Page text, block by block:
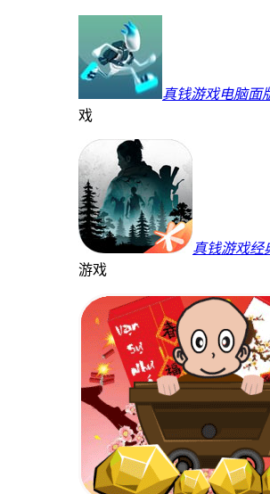
真钱游戏电脑面
戏
真钱游戏经
游戏